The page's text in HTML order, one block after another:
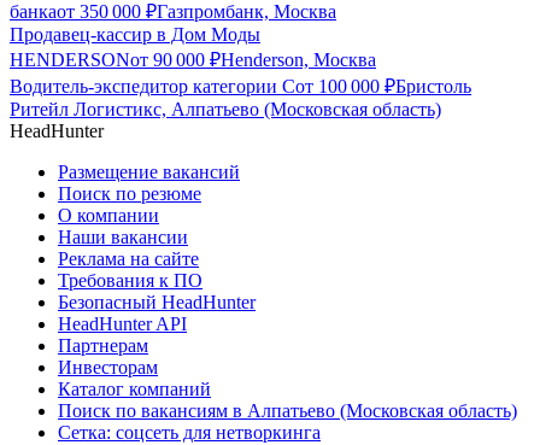
банкаот 350 000 ₽Газпромбанк, Москва
Продавец-кассир в Дом Моды
HENDERSONот 90 000 ₽Henderson, Москва
Водитель-экспедитор категории Сот 100 000 ₽Бристоль
Ритейл Логистикс, Алпатьево (Московская область)
HeadHunter
Размещение вакансий
Поиск по резюме
О компании
Наши вакансии
Реклама на сайте
Требования к ПО
Безопасный HeadHunter
HeadHunter API
Партнерам
Инвесторам
Каталог компаний
Поиск по вакансиям в Алпатьево (Московская область)
Сетка: соцсеть для нетворкинга